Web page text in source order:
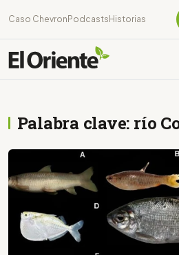
Caso Chevron Podcasts Historias
Palabra clave: río